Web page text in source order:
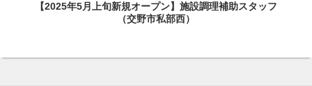
【2025年5月上旬新規オープン】施設調理補助スタッフ
（交野市私部西）